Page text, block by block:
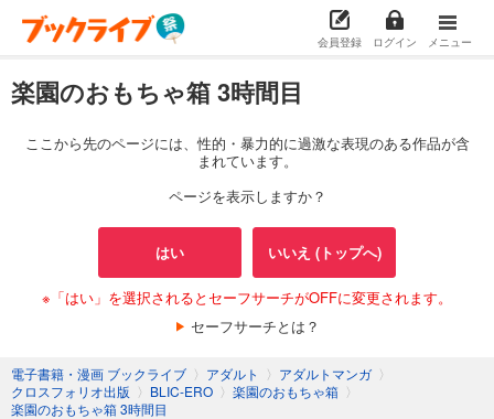
会員登録 ログイン メニュー
楽園のおもちゃ箱 3時間目
ここから先のページには、性的・暴力的に過激な表現のある作品が含
まれています。
ページを表示しますか？
はい いいえ (トップへ)
※「はい」を選択されるとセーフサーチがOFFに変更されます。
セーフサーチとは？
電子書籍・漫画 ブックライブ 〉 アダルト 〉 アダルトマンガ 〉
クロスフォリオ出版 〉 BLIC-ERO 〉 楽園のおもちゃ箱 〉
楽園のおもちゃ箱 3時間目